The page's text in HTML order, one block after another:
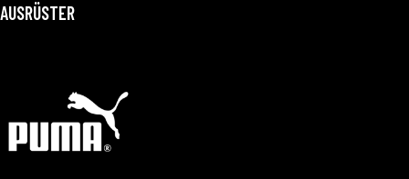
AUSRÜSTER